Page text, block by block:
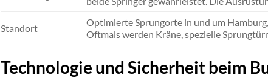
Standort
Optimierte Sprungorte in und um
Oftmals werden Kräne, spezielle
Technologie und Sicherheit beim